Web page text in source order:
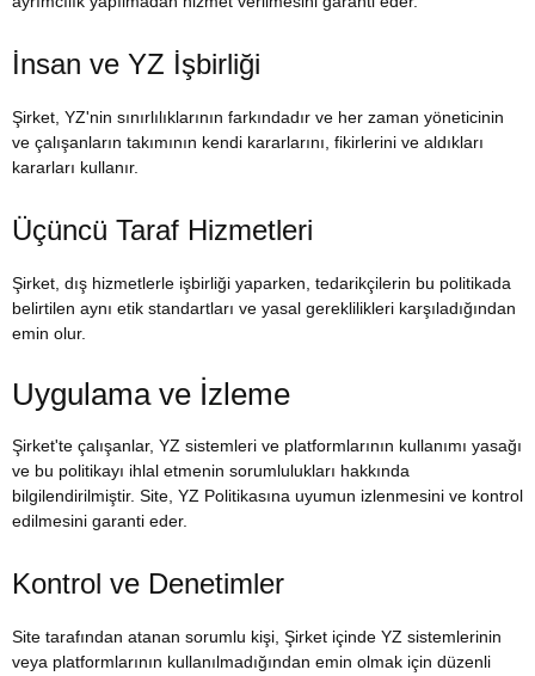
İnsan ve YZ İşbirliği
Şirket, YZ'nin sınırlılıklarının farkındadır ve her zaman yöneticinin
ve çalışanların takımının kendi kararlarını, fikirlerini ve aldıkları
kararları kullanır.
Üçüncü Taraf Hizmetleri
Şirket, dış hizmetlerle işbirliği yaparken, tedarikçilerin bu politikada
belirtilen aynı etik standartları ve yasal gereklilikleri karşıladığından
emin olur.
Uygulama ve İzleme
Şirket'te çalışanlar, YZ sistemleri ve platformlarının kullanımı yasağı
ve bu politikayı ihlal etmenin sorumlulukları hakkında
bilgilendirilmiştir. Site, YZ Politikasına uyumun izlenmesini ve kontrol
edilmesini garanti eder.
Kontrol ve Denetimler
Site tarafından atanan sorumlu kişi, Şirket içinde YZ sistemlerinin
veya platformlarının kullanılmadığından emin olmak için düzenli